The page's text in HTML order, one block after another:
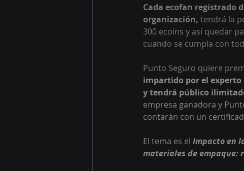
Cada ecofan registrado
organización, tendrá la
300 ecoins y así quedar
cuando se cumpla con
Punto Seguro quiere
impartido por el experto
y tendrá público
empresa ganadora y
contarán con un
El tema es el Impacto en
materiales de empaque: